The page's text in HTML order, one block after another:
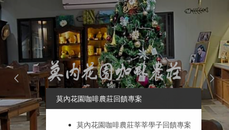
莫內花園咖啡農莊回饋專案
莫內花園咖啡農莊莘莘學子回饋專案